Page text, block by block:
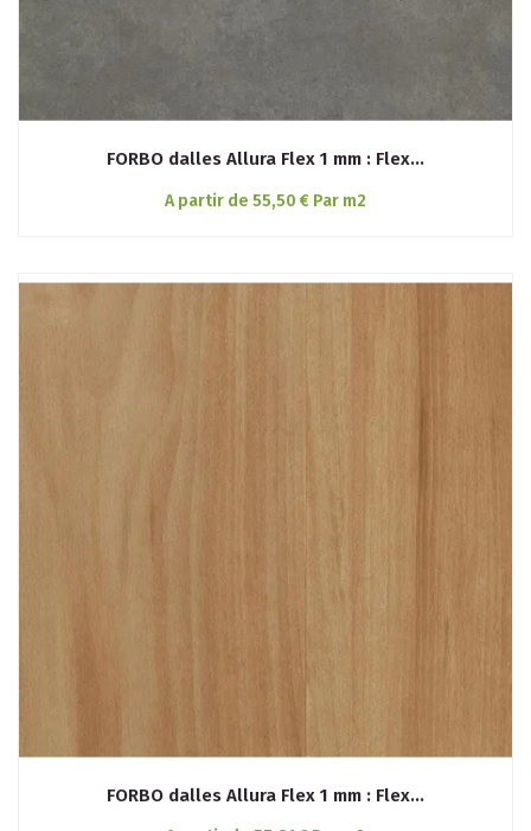
FORBO dalles Allura Flex 1 mm : Flex...
A partir de 55,50 € Par m2
FORBO dalles Allura Flex 1 mm : Flex...